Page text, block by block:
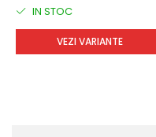
IN STOC
VEZI VARIANTE